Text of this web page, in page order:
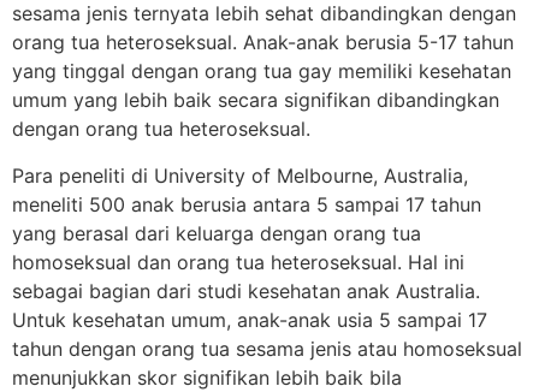
sesama jenis ternyata lebih sehat dibandingkan dengan
orang tua heteroseksual. Anak-anak berusia 5-17 tahun
yang tinggal dengan orang tua gay memiliki kesehatan
umum yang lebih baik secara signifikan dibandingkan
dengan orang tua heteroseksual.
Para peneliti di University of Melbourne, Australia,
meneliti 500 anak berusia antara 5 sampai 17 tahun
yang berasal dari keluarga dengan orang tua
homoseksual dan orang tua heteroseksual. Hal ini
sebagai bagian dari studi kesehatan anak Australia.
Untuk kesehatan umum, anak-anak usia 5 sampai 17
tahun dengan orang tua sesama jenis atau homoseksual
menunjukkan skor signifikan lebih baik bila